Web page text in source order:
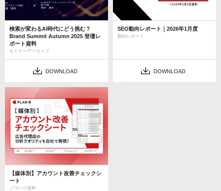
検索が変わるAI時代にどう挑む？
Brand Summit Autumn 2025 登壇レ
ポート資料
セミナーアーカイブ
DOWNLOAD
SEO動向レポート｜2026年1月度
動向レポート
DOWNLOAD
【媒体別】アカウント改善チェックシ
ート
ノウハウ資料